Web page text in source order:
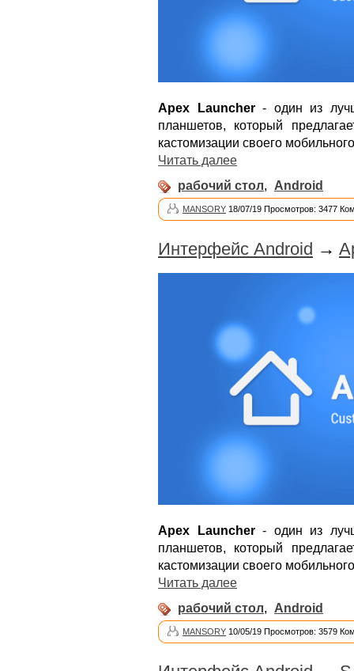
Apex Launcher- один из
планшетов, который
кастомизации своего
Читать далее
рабочий стол, Android
MANSORY 18/07/19 Просмотров: 3477
Интерфейс Android →
Apex Launcher- один из
планшетов, который
кастомизации своего
Читать далее
рабочий стол, Android
MANSORY 10/05/19 Просмотров: 3579